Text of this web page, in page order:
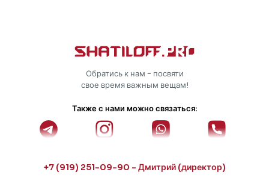
Обратись к нам - посвяти
свое время важным вещам!
Также с нами можно связаться:
+7 (919) 251-09-90 - Дмитрий (директор)